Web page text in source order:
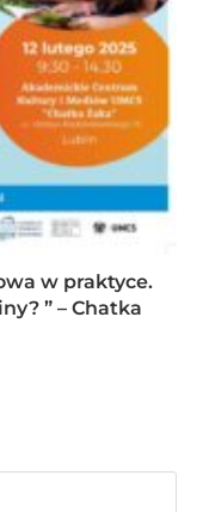
w praktyce.
” – Chatka